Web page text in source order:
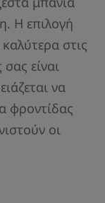
Η επιλογή
στις
είναι
να
φροντίδας
οι